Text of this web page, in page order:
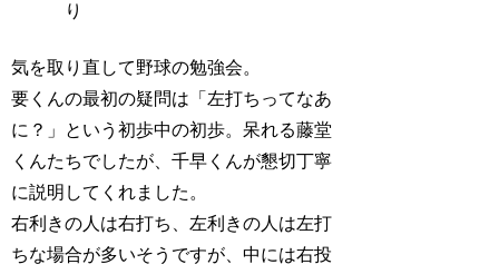
り
気を取り直して野球の勉強会。
要くんの最初の疑問は「左打ちってなあ
に？」という初歩中の初歩。呆れる藤堂
くんたちでしたが、千早くんが懇切丁寧
に説明してくれました。
右利きの人は右打ち、左利きの人は左打
ちな場合が多いそうですが、中には右投